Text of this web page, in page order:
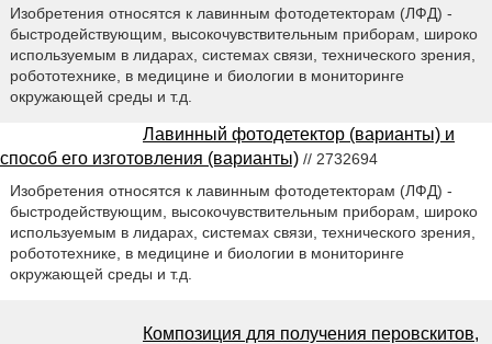
Изобретения относятся к лавинным фотодетекторам (ЛФД) -
быстродействующим, высокочувствительным приборам, широко
используемым в лидарах, системах связи, технического зрения,
робототехнике, в медицине и биологии в мониторинге
окружающей среды и т.д.
Лавинный фотодетектор (варианты) и
способ его изготовления (варианты) // 2732694
Изобретения относятся к лавинным фотодетекторам (ЛФД) -
быстродействующим, высокочувствительным приборам, широко
используемым в лидарах, системах связи, технического зрения,
робототехнике, в медицине и биологии в мониторинге
окружающей среды и т.д.
Композиция для получения перовскитов,